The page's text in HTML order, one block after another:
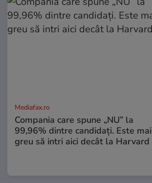
Mediafax.ro
Compania care spune „NU” la
99,96% dintre candidați. Este mai
greu să intri aici decât la Harvard